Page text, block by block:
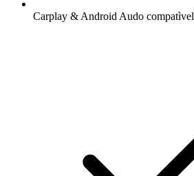
Carplay & Android Audo compatìvel